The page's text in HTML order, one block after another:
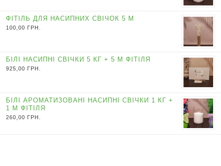
ФІТІЛЬ ДЛЯ НАСИПНИХ СВІЧОК 5 М
100,00 ГРН.
БІЛІ НАСИПНІ СВІЧКИ 5 КГ + 5 М ФІТІЛЯ
925,00 ГРН.
БІЛІ АРОМАТИЗОВАНІ НАСИПНІ СВІЧКИ 1 КГ +
1 М ФІТІЛЯ
260,00 ГРН.